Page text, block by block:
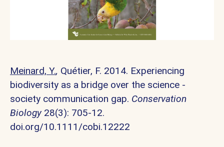
Meinard, Y., Quétier, F. 2014. Experiencing
biodiversity as a bridge over the science -
society communication gap. Conservation
Biology28(3): 705-12.
doi.org/10.1111/cobi.12222